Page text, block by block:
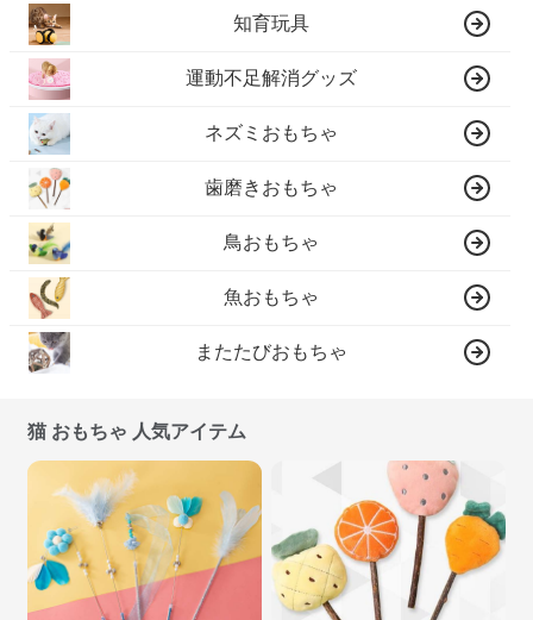
知育玩具
運動不足解消グッズ
ネズミおもちゃ
歯磨きおもちゃ
鳥おもちゃ
魚おもちゃ
またたびおもちゃ
猫 おもちゃ 人気アイテム